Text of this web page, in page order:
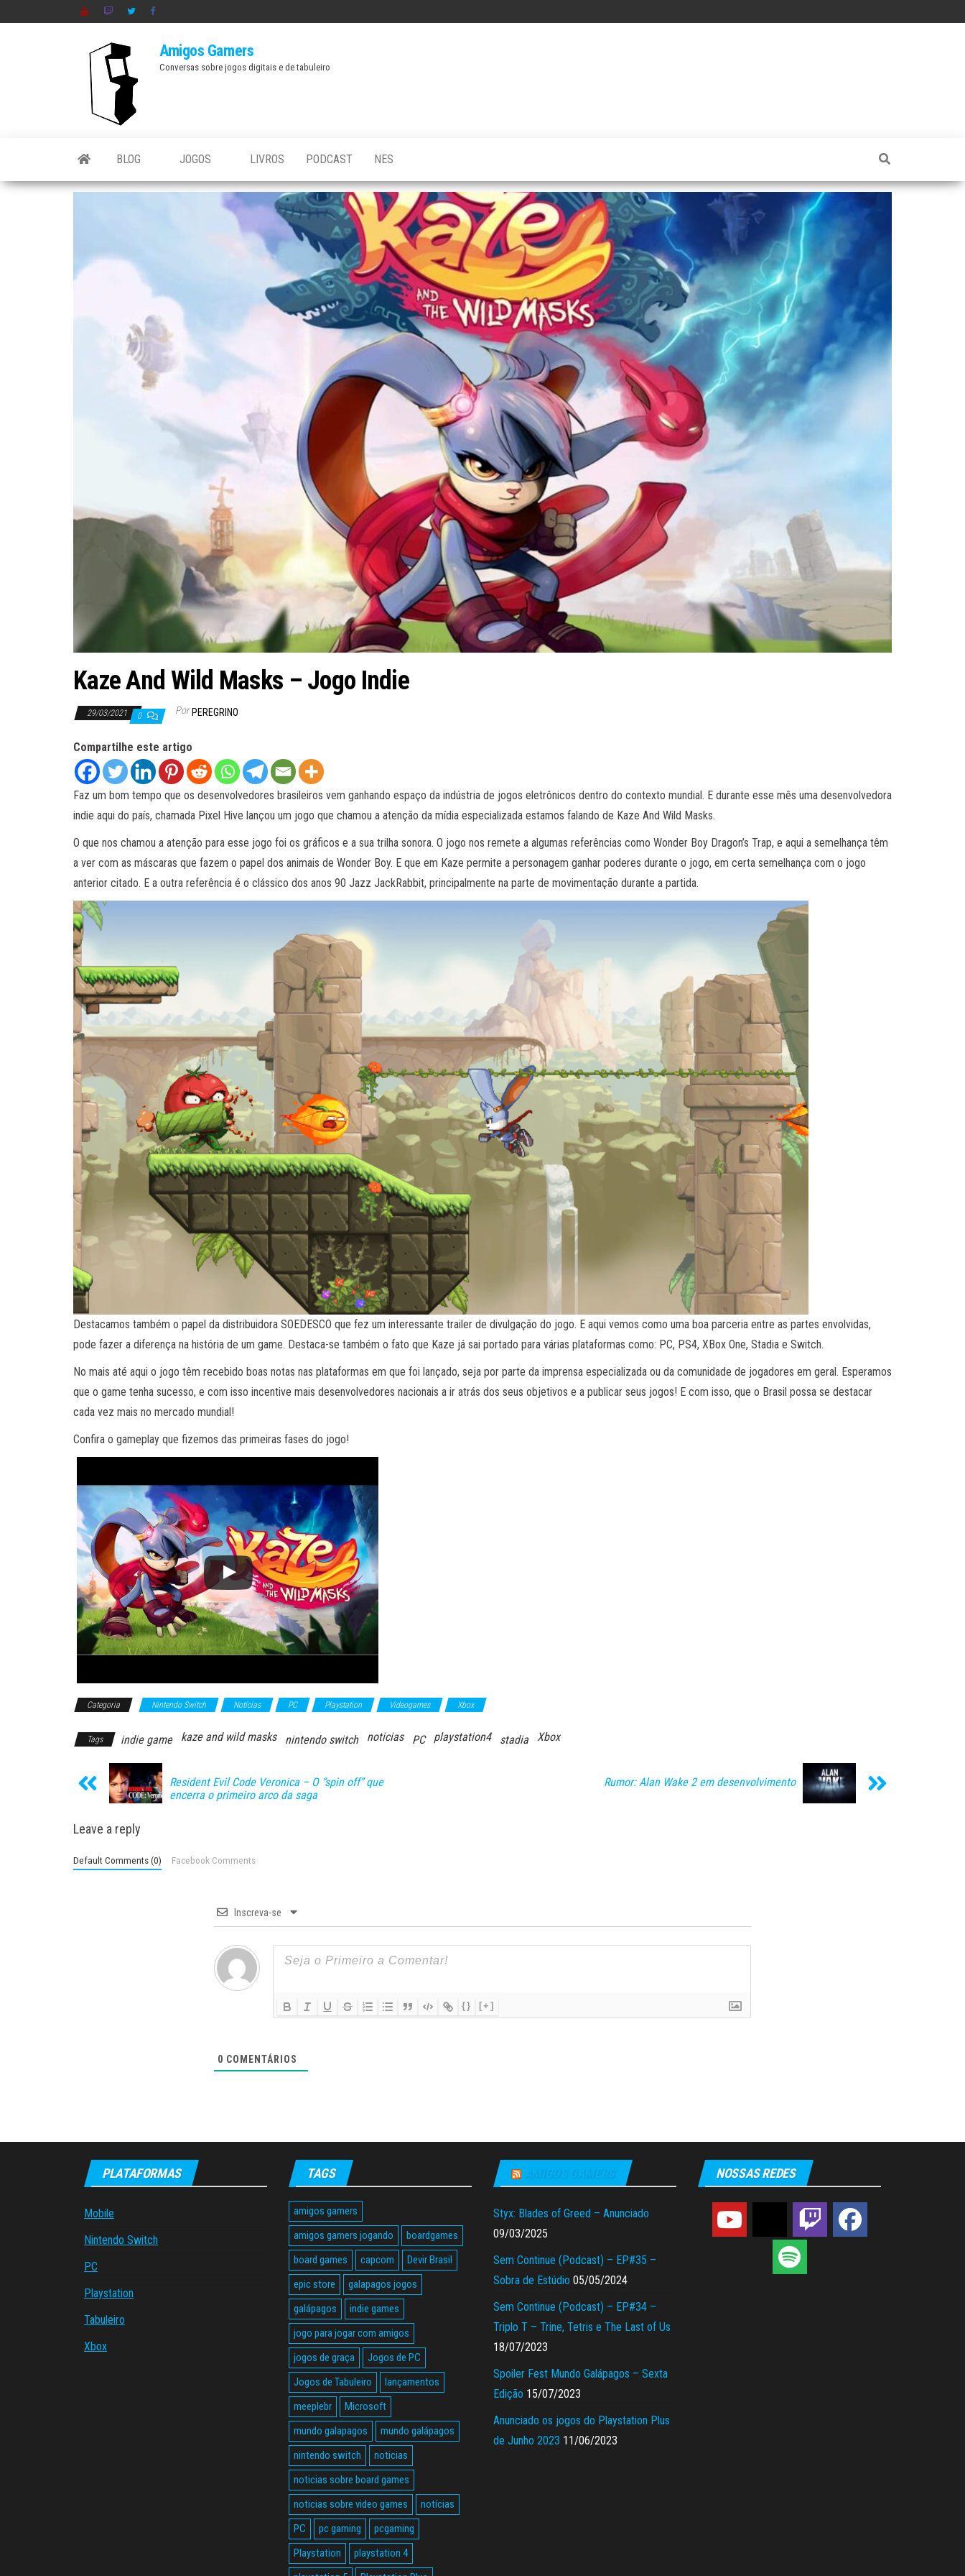
Amigos Gamers
Conversas sobre jogos digitais e de tabuleiro
BLOG JOGOS LIVROS PODCAST NES
Kaze And Wild Masks – Jogo Indie
29/03/2021 0 Por PEREGRINO
Compartilhe este artigo
Faz um bom tempo que os desenvolvedores brasileiros vem ganhando espaço da indústria de jogos eletrônicos dentro do contexto mundial. E durante esse mês uma desenvolvedora
indie aqui do país, chamada Pixel Hive lançou um jogo que chamou a atenção da mídia especializada estamos falando de Kaze And Wild Masks.
O que nos chamou a atenção para esse jogo foi os gráficos e a sua trilha sonora. O jogo nos remete a algumas referências como Wonder Boy Dragon’s Trap, e aqui a semelhança têm
a ver com as máscaras que fazem o papel dos animais de Wonder Boy. E que em Kaze permite a personagem ganhar poderes durante o jogo, em certa semelhança com o jogo
anterior citado. E a outra referência é o clássico dos anos 90 Jazz JackRabbit, principalmente na parte de movimentação durante a partida.
Destacamos também o papel da distribuidora SOEDESCO que fez um interessante trailer de divulgação do jogo. E aqui vemos como uma boa parceria entre as partes envolvidas,
pode fazer a diferença na história de um game. Destaca-se também o fato que Kaze já sai portado para várias plataformas como: PC, PS4, XBox One, Stadia e Switch.
No mais até aqui o jogo têm recebido boas notas nas plataformas em que foi lançado, seja por parte da imprensa especializada ou da comunidade de jogadores em geral. Esperamos
que o game tenha sucesso, e com isso incentive mais desenvolvedores nacionais a ir atrás dos seus objetivos e a publicar seus jogos! E com isso, que o Brasil possa se destacar
cada vez mais no mercado mundial!
Confira o gameplay que fizemos das primeiras fases do jogo!
Categoria Nintendo Switch Notícias PC Playstation Videogames Xbox
Tags indie game kaze and wild masks nintendo switch noticias PC playstation4 stadia Xbox
Resident Evil Code Veronica – O “spin off” que
encerra o primeiro arco da saga
Rumor: Alan Wake 2 em desenvolvimento
Leave a reply
Default Comments (0) Facebook Comments
Inscreva-se
{} [+]
0 COMENTÁRIOS
PLATAFORMAS
Mobile
Nintendo Switch
PC
Playstation
Tabuleiro
Xbox
TAGS
amigos gamers
amigos gamers jogando
boardgames
board games
capcom
Devir Brasil
epic store
galapagos jogos
galápagos
indie games
jogo para jogar com amigos
jogos de graça
Jogos de PC
Jogos de Tabuleiro
lançamentos
meeplebr
Microsoft
mundo galapagos
mundo galápagos
nintendo switch
noticias
noticias sobre board games
noticias sobre video games
notícias
PC
pc gaming
pcgaming
Playstation
playstation 4
AMIGOS GAMERS
Styx: Blades of Greed – Anunciado
09/03/2025
Sem Continue (Podcast) – EP#35 –
Sobra de Estúdio 05/05/2024
Sem Continue (Podcast) – EP#34 –
Triplo T – Trine, Tetris e The Last of Us
18/07/2023
Spoiler Fest Mundo Galápagos – Sexta
Edição 15/07/2023
Anunciado os jogos do Playstation Plus
de Junho 2023 11/06/2023
NOSSAS REDES